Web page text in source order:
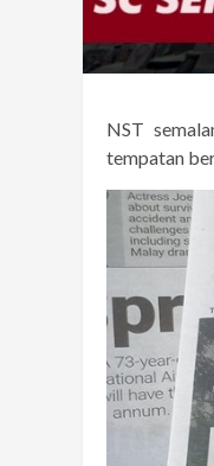
NST
tempatan